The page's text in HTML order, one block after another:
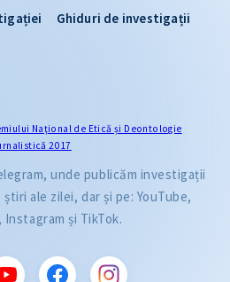
Ghiduri de investigații
Naţional de Etică și Deontologie
2017
unde publicăm investigații
ale zilei, dar și pe: YouTube,
Instagram și TikTok.